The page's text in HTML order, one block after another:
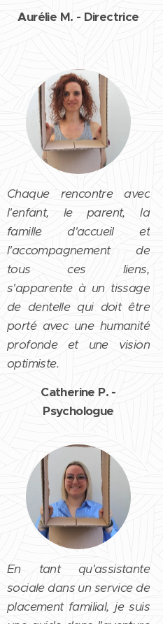
Aurélie M. - Directrice
Chaque rencontre avec
l'enfant, le parent, la
famille d'accueil et
l'accompagnement de
tous ces liens,
s'apparente à un tissage
de dentelle qui doit être
porté avec une humanité
profonde et une vision
optimiste.
Catherine P. -
Psychologue
En tant qu'assistante
sociale dans un service de
placement familial, je suis